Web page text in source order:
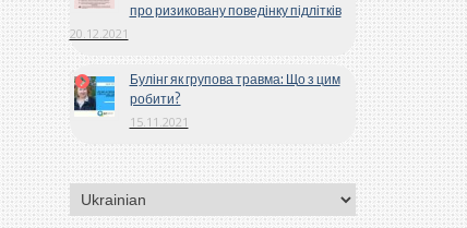
про ризиковану поведінку підлітків
20.12.2021
Булінг як групова травма: Що з цим
робити?
15.11.2021
Вибрати
мову